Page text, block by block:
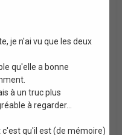
je n'ai vu que les deux
qu'elle a bonne
à un truc plus
à regarder...
c'est qu'il est (de mémoire)